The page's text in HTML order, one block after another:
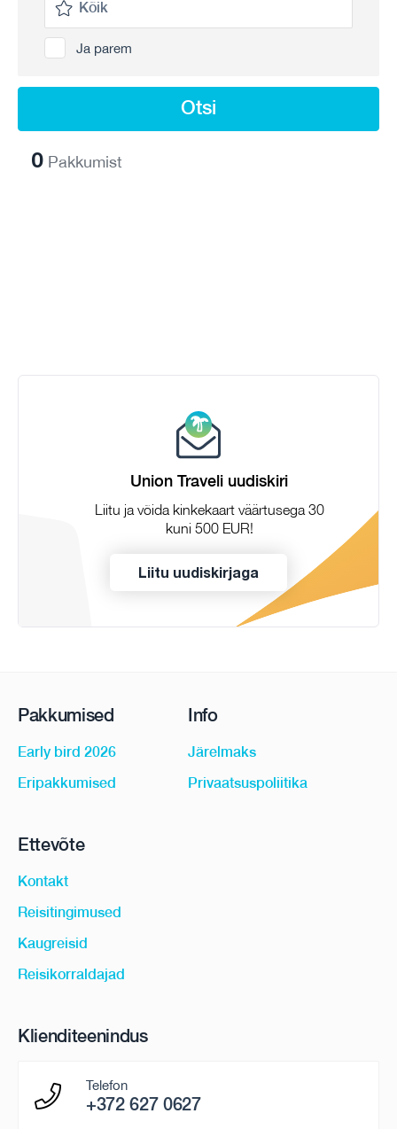
Ja parem
Otsi
0 Pakkumist
Union Traveli uudiskiri
Liitu ja võida kinkekaart väärtusega 30
kuni 500 EUR!
Liitu uudiskirjaga
Pakkumised
Early bird 2026
Eripakkumised
Info
Järelmaks
Privaatsuspoliitika
Ettevõte
Kontakt
Reisitingimused
Kaugreisid
Reisikorraldajad
Klienditeenindus
Telefon
+372 627 0627